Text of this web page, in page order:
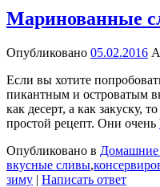
Маринованные
Опубликовано 05.02.2016
Если вы хотите
пикантным и островатым
как десерт, а как закуску,
простой рецепт. Они очень
Опубликовано в Домашние
вкусные сливы,
зиму | Написать ответ